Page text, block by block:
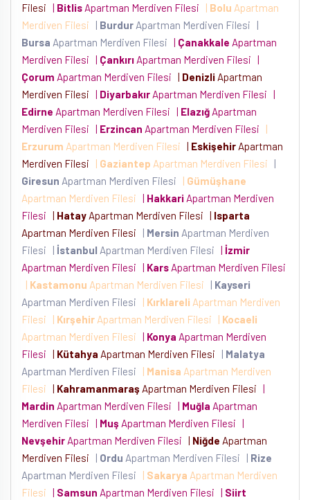
Filesi | Bitlis Apartman Merdiven Filesi | Bolu Apartman
Merdiven Filesi
| Burdur Apartman Merdiven Filesi
|
Bursa Apartman Merdiven Filesi | Çanakkale Apartman
Merdiven Filesi | Çankırı Apartman Merdiven Filesi |
Çorum Apartman Merdiven Filesi | Denizli Apartman
Merdiven Filesi | Diyarbakır Apartman Merdiven Filesi |
Edirne Apartman Merdiven Filesi | Elazığ Apartman
Merdiven Filesi | Erzincan Apartman Merdiven Filesi
|
Erzurum Apartman Merdiven Filesi | Eskişehir Apartman
Merdiven Filesi
| Gaziantep Apartman Merdiven Filesi
|
Giresun Apartman Merdiven Filesi | Gümüşhane
Apartman Merdiven Filesi | Hakkari Apartman Merdiven
Filesi | Hatay Apartman Merdiven Filesi | Isparta
Apartman Merdiven Filesi
| Mersin Apartman Merdiven
Filesi
| İstanbul Apartman Merdiven Filesi | İzmir
Apartman Merdiven Filesi | Kars Apartman Merdiven Filesi
| Kastamonu Apartman Merdiven Filesi | Kayseri
Apartman Merdiven Filesi
| Kırklareli Apartman Merdiven
Filesi
| Kırşehir Apartman Merdiven Filesi | Kocaeli
Apartman Merdiven Filesi | Konya Apartman Merdiven
Filesi | Kütahya Apartman Merdiven Filesi | Malatya
Apartman Merdiven Filesi
| Manisa Apartman Merdiven
Filesi | Kahramanmaraş Apartman Merdiven Filesi |
Mardin Apartman Merdiven Filesi | Muğla Apartman
Merdiven Filesi | Muş Apartman Merdiven Filesi |
Nevşehir Apartman Merdiven Filesi | Niğde Apartman
Merdiven Filesi
| Ordu Apartman Merdiven Filesi | Rize
Apartman Merdiven Filesi
| Sakarya Apartman Merdiven
Filesi | Samsun Apartman Merdiven Filesi | Siirt